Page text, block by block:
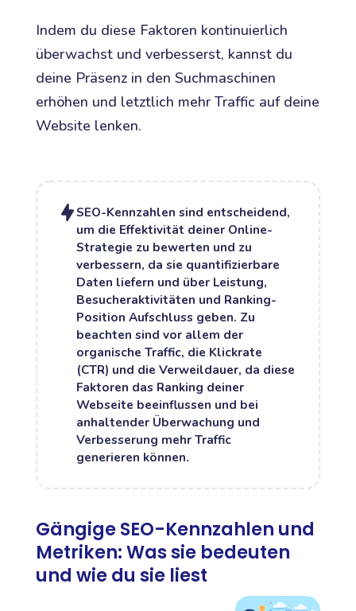
Indem du diese Faktoren kontinuierlich
überwachst und verbesserst, kannst du
deine Präsenz in den Suchmaschinen
erhöhen und letztlich mehr Traffic auf deine
Website lenken.
SEO-Kennzahlen sind entscheidend,
um die Effektivität deiner Online-
Strategie zu bewerten und zu
verbessern, da sie quantifizierbare
Daten liefern und über Leistung,
Besucheraktivitäten und Ranking-
Position Aufschluss geben. Zu
beachten sind vor allem der
organische Traffic, die Klickrate
(CTR) und die Verweildauer, da diese
Faktoren das Ranking deiner
Webseite beeinflussen und bei
anhaltender Überwachung und
Verbesserung mehr Traffic
generieren können.
Gängige SEO-Kennzahlen und
Metriken: Was sie bedeuten
und wie du sie liest